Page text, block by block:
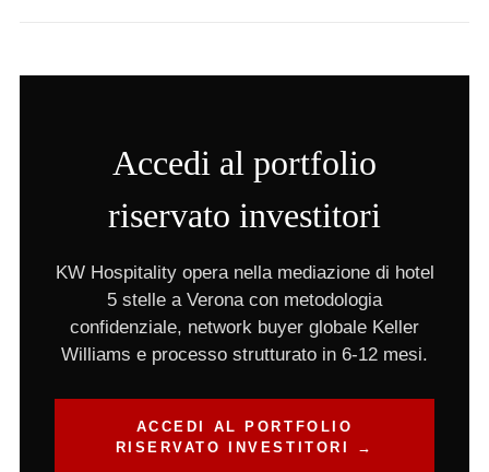
Accedi al portfolio
riservato investitori
KW Hospitality opera nella mediazione di hotel
5 stelle a Verona con metodologia
confidenziale, network buyer globale Keller
Williams e processo strutturato in 6-12 mesi.
ACCEDI AL PORTFOLIO
RISERVATO INVESTITORI →